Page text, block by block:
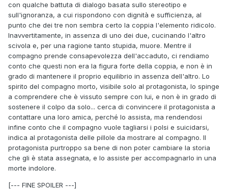
con qualche battuta di dialogo basata sullo stereotipo e
sull'ignoranza, a cui rispondono con dignità e sufficienza, al
punto che dei tre non sembra certo la coppia l'elemento ridicolo.
Inavvertitamente, in assenza di uno dei due, cucinando l'altro
scivola e, per una ragione tanto stupida, muore. Mentre il
compagno prende consapevolezza dell'accaduto, ci rendiamo
conto che questi non era la figura forte della coppia, e non è in
grado di mantenere il proprio equilibrio in assenza dell'altro. Lo
spirito del compagno morto, visibile solo al protagonista, lo spinge
a comprendere che è vissuto sempre con lui, e non è in grado di
sostenere il colpo da solo... cerca di convincere il protagonista a
contattare una loro amica, perché lo assista, ma rendendosi
infine conto che il compagno vuole tagliarsi i polsi e suicidarsi,
indica al protagonista delle pillole da mostrare al compagno. Il
protagonista purtroppo sa bene di non poter cambiare la storia
che gli è stata assegnata, e lo assiste per accompagnarlo in una
morte indolore.
[--- FINE SPOILER ---]